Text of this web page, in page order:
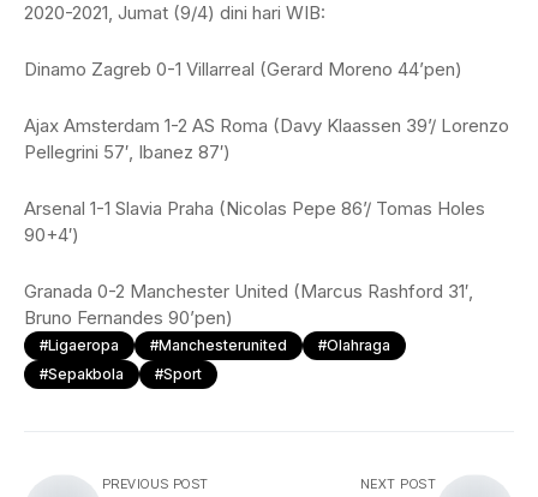
2020-2021, Jumat (9/4) dini hari WIB:
Dinamo Zagreb 0-1 Villarreal (Gerard Moreno 44’pen)
Ajax Amsterdam 1-2 AS Roma (Davy Klaassen 39’/ Lorenzo
Pellegrini 57′, Ibanez 87′)
Arsenal 1-1 Slavia Praha (Nicolas Pepe 86’/ Tomas Holes
90+4′)
Granada 0-2 Manchester United (Marcus Rashford 31′,
Bruno Fernandes 90’pen)
#ligaeropa #manchesterunited
#olahraga
#sepakbola
#sport
PREVIOUS POST NEXT POST